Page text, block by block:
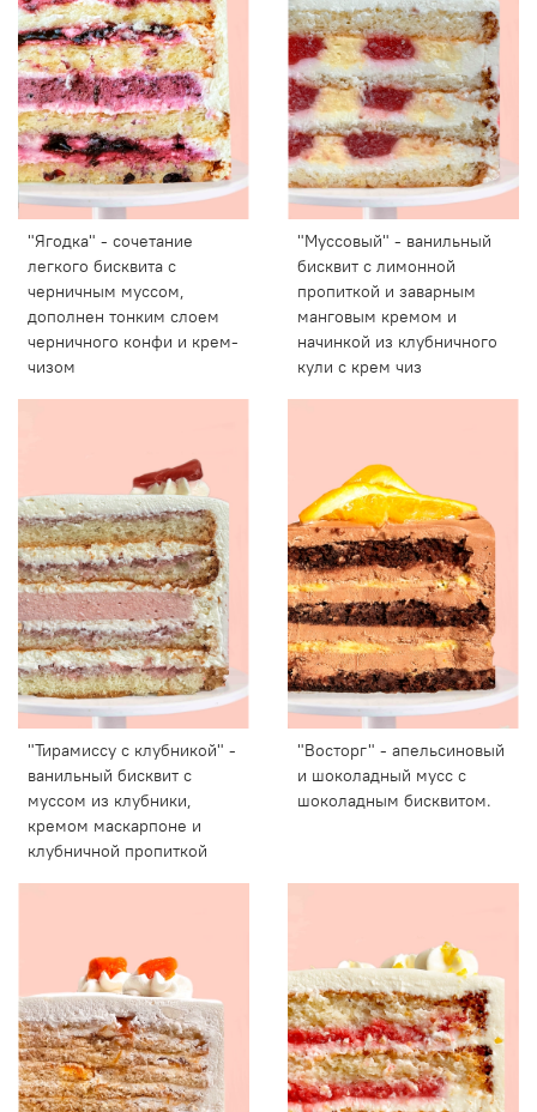
"Ягодка" - сочетание
легкого бисквита с
черничным муссом,
дополнен тонким слоем
черничного конфи и крем-
чизом
"Муссовый" - ванильный
бисквит с лимонной
пропиткой и заварным
манговым кремом и
начинкой из клубничного
кули с крем чиз
"Тирамиссу с клубникой" -
ванильный бисквит с
муссом из клубники,
кремом маскарпоне и
клубничной пропиткой
"Восторг" - апельсиновый
и шоколадный мусс с
шоколадным бисквитом.